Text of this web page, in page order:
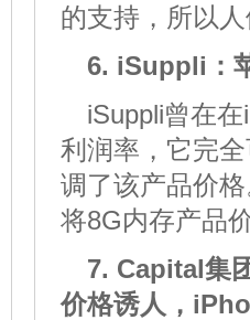
的支持，所以
6. iSuppli：
iSuppli曾在
利润率，它完
调了该产品价
将8G内存产品
7. Capital集
价格诱人，